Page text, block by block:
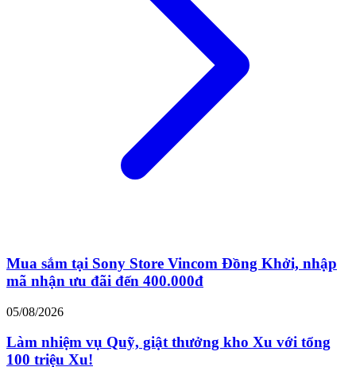
Mua sắm tại Sony Store Vincom Đồng Khởi, nhập
mã nhận ưu đãi đến 400.000đ
05/08/2026
Làm nhiệm vụ Quỹ, giật thưởng kho Xu với tổng
100 triệu Xu!